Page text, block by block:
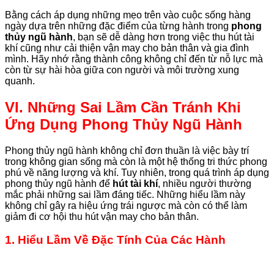
Bằng cách áp dụng những mẹo trên vào cuộc sống hàng
ngày dựa trên những đặc điểm của từng hành trong phong
thủy ngũ hành, bạn sẽ dễ dàng hơn trong việc thu hút tài
khí cũng như cải thiện vận may cho bản thân và gia đình
mình. Hãy nhớ rằng thành công không chỉ đến từ nỗ lực mà
còn từ sự hài hòa giữa con người và môi trường xung
quanh.
VI. Những Sai Lầm Cần Tránh Khi
Ứng Dụng Phong Thủy Ngũ Hành
Phong thủy ngũ hành không chỉ đơn thuần là việc bày trí
trong không gian sống mà còn là một hệ thống tri thức phong
phú về năng lượng và khí. Tuy nhiên, trong quá trình áp dụng
phong thủy ngũ hành để hút tài khí, nhiều người thường
mắc phải những sai lầm đáng tiếc. Những hiểu lầm này
không chỉ gây ra hiệu ứng trái ngược mà còn có thể làm
giảm đi cơ hội thu hút vận may cho bản thân.
1. Hiểu Lầm Về Đặc Tính Của Các Hành